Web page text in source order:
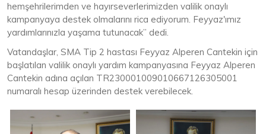
hemşehrilerimden ve hayırseverlerimizden valilik onaylı
kampanyaya destek olmalarını rica ediyorum. Feyyaz'ımız
yardımlarınızla yaşama tutunacak” dedi.
Vatandaşlar, SMA Tip 2 hastası Feyyaz Alperen Cantekin için
başlatılan valilik onaylı yardım kampanyasına Feyyaz Alperen
Cantekin adına açılan TR230001009010667126305001
numaralı hesap üzerinden destek verebilecek.